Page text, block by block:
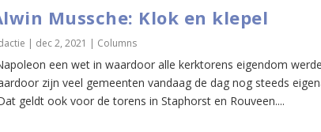
Mussche: Klok en klepel
| dec 2, 2021 | Columns
een wet in waardoor alle kerktorens eigendom
zijn veel gemeenten vandaag de dag nog steeds
geldt ook voor de torens in Staphorst en Rouveen....